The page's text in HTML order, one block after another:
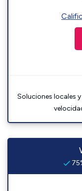
Soluciones locales